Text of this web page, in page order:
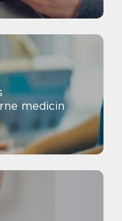
medicin